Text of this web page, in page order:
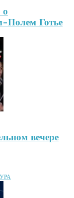
о
Полем Готье
вечере